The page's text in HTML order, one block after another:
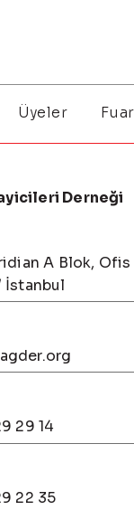
Üyeler
Derneği
A Blok, Ofis
İstanbul
29 14
22 35